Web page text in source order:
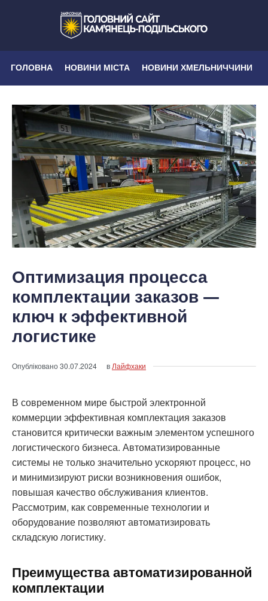
ГОЛОВНА НОВИНИ МІСТА НОВИНИ ХМЕЛЬНИЧЧИНИ
Оптимизация процесса
комплектации заказов —
ключ к эффективной
логистике
Опубліковано30.07.2024 в Лайфхаки
В современном мире быстрой электронной
коммерции эффективная комплектация заказов
становится критически важным элементом успешного
логистического бизнеса. Автоматизированные
системы не только значительно ускоряют процесс, но
и минимизируют риски возникновения ошибок,
повышая качество обслуживания клиентов.
Рассмотрим, как современные технологии и
оборудование позволяют автоматизировать
складскую логистику.
Преимущества автоматизированной
комплектации